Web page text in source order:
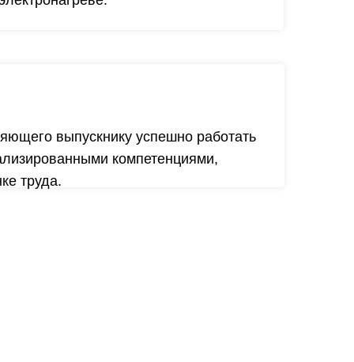
выпускнику успешно работать
компетенциями,
труда.